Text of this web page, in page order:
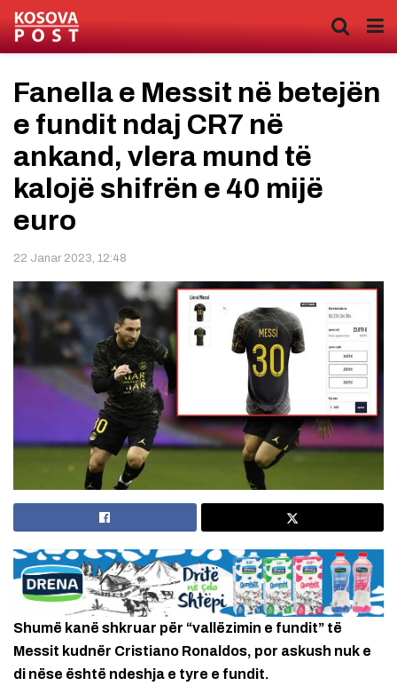
Fanella e Messit në betejën
e fundit ndaj CR7 në
ankand, vlera mund të
kalojë shifrën e 40 mijë
euro
22 Janar 2023, 12:48
Shumë kanë shkruar për “vallëzimin e fundit” të
Messit kudnër Cristiano Ronaldos, por askush nuk e
di nëse është ndeshja e tyre e fundit.